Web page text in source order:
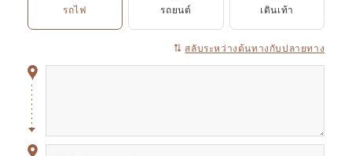
รถไฟ รถยนต์ เดินเท้า
สลับระหว่างต้นทางกับปลายทาง